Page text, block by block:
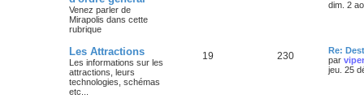
Venez parler de
Mirapolis dans cette
rubrique
dim. 2
Les Attractions
Les informations sur les
attractions, leurs
technologies, schémas
etc...
19 230
Re:
par
jeu. 25